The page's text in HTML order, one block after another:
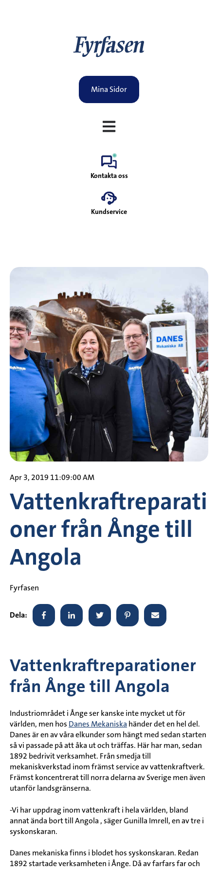
Mina Sidor
Öppna huvudnavigering
Kontakta oss
Kundservice
Apr 3, 2019 11:09:00 AM
Vattenkraftreparati
oner från Ånge till
Angola
Fyrfasen
Dela:
Vattenkraftreparationer
från Ånge till Angola
Industriområdet i Ånge ser kanske inte mycket ut för
världen, men hos Danes Mekaniska händer det en hel del.
Danes är en av våra elkunder som hängt med sedan starten
så vi passade på att åka ut och träffas. Här har man, sedan
1892 bedrivit verksamhet. Från smedja till
mekaniskverkstad inom främst service av vattenkraftverk.
Främst koncentrerat till norra delarna av Sverige men även
utanför landsgränserna.
-Vi har uppdrag inom vattenkraft i hela världen, bland
annat ända bort till Angola , säger Gunilla Imrell, en av tre i
syskonskaran.
Danes mekaniska finns i blodet hos syskonskaran. Redan
1892 startade verksamheten i Ånge. Då av farfars far och